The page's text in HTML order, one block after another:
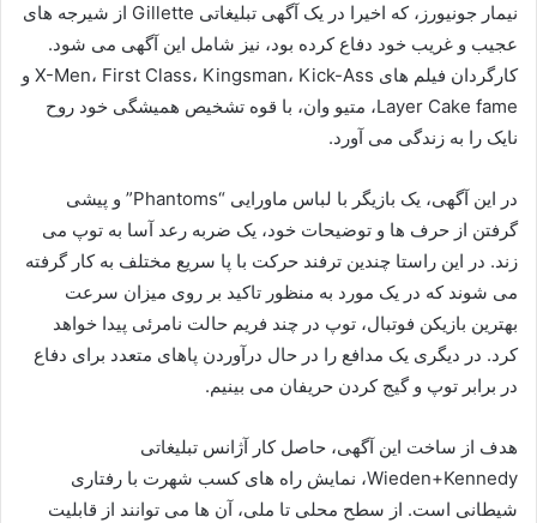
نیمار جونیورز، که اخیرا در یک آگهی تبلیغاتی Gillette از شیرجه های
عجیب و غریب خود دفاع کرده بود، نیز شامل این آگهی می شود.
کارگردان فیلم های X-Men، First Class، Kingsman، Kick-Ass و
Layer Cake fame، متیو وان، با قوه تشخیص همیشگی خود روح
نایک را به زندگی می آورد.
در این آگهی، یک بازیگر با لباس ماورایی “Phantoms” و پیشی
گرفتن از حرف ها و توضیحات خود، یک ضربه رعد آسا به توپ می
زند. در این راستا چندین ترفند حرکت با پا سریع مختلف به کار گرفته
می شوند که در یک مورد به منظور تاکید بر روی میزان سرعت
بهترین بازیکن فوتبال، توپ در چند فریم حالت نامرئی پیدا خواهد
کرد. در دیگری یک مدافع را در حال درآوردن پاهای متعدد برای دفاع
در برابر توپ و گیج کردن حریفان می بینیم.
هدف از ساخت این آگهی، حاصل کار آژانس تبلیغاتی
Wieden+Kennedy، نمایش راه های کسب شهرت با رفتاری
شیطانی است. از سطح محلی تا ملی، آن ها می توانند از قابلیت